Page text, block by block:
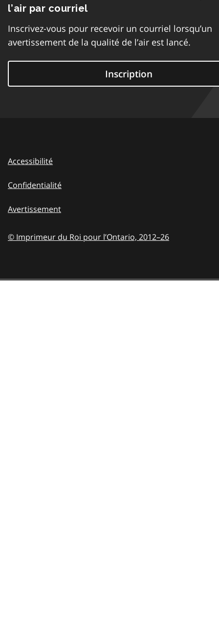
l’air par courriel
Inscrivez-vous pour recevoir un courriel lorsqu’un
avertissement de la qualité de l’air est lancé.
Inscription
Accessibilité
Confidentialité
Avertissement
© Imprimeur du Roi pour l’Ontario, 2012–26